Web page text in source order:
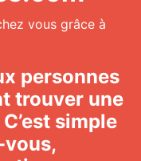
vous grâce à
personnes
trouver une
simple